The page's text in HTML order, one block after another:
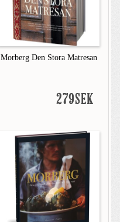
Morberg Den Stora Matresan
279SEK